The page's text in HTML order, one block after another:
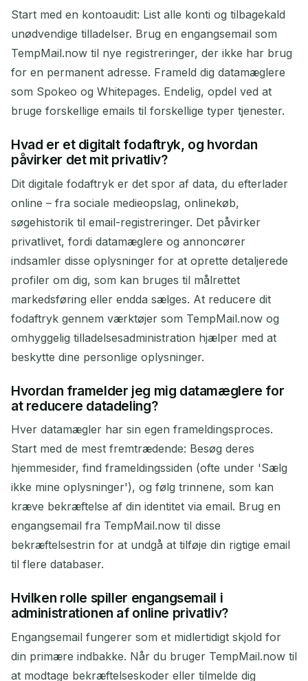
Start med en kontoaudit: List alle konti og tilbagekald
unødvendige tilladelser. Brug en engangsemail som
TempMail.now til nye registreringer, der ikke har brug
for en permanent adresse. Frameld dig datamæglere
som Spokeo og Whitepages. Endelig, opdel ved at
bruge forskellige emails til forskellige typer tjenester.
Hvad er et digitalt fodaftryk, og hvordan
påvirker det mit privatliv?
Dit digitale fodaftryk er det spor af data, du efterlader
online – fra sociale medieopslag, onlinekøb,
søgehistorik til email-registreringer. Det påvirker
privatlivet, fordi datamæglere og annoncører
indsamler disse oplysninger for at oprette detaljerede
profiler om dig, som kan bruges til målrettet
markedsføring eller endda sælges. At reducere dit
fodaftryk gennem værktøjer som TempMail.now og
omhyggelig tilladelsesadministration hjælper med at
beskytte dine personlige oplysninger.
Hvordan framelder jeg mig datamæglere for
at reducere datadeling?
Hver datamægler har sin egen frameldingsproces.
Start med de mest fremtrædende: Besøg deres
hjemmesider, find frameldingssiden (ofte under 'Sælg
ikke mine oplysninger'), og følg trinnene, som kan
kræve bekræftelse af din identitet via email. Brug en
engangsemail fra TempMail.now til disse
bekræftelsestrin for at undgå at tilføje din rigtige email
til flere databaser.
Hvilken rolle spiller engangsemail i
administrationen af online privatliv?
Engangsemail fungerer som et midlertidigt skjold for
din primære indbakke. Når du bruger TempMail.now til
at modtage bekræftelseskoder eller tilmelde dig